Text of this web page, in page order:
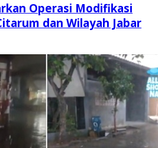
Operasi Modifikasi
dan Wilayah Jabar